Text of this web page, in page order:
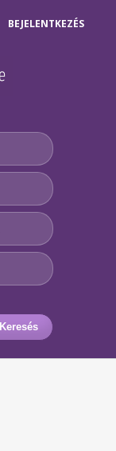
Keresés
BEJELENTKEZÉS